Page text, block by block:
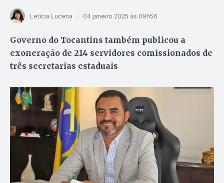
Letícia Lucena 04 janeiro 2025 às 09h56
Governo do Tocantins também publicou a
exoneração de 214 servidores comissionados de
três secretarias estaduais